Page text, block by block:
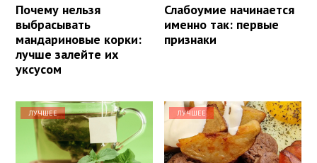
Почему нельзя
выбрасывать
мандариновые корки:
лучше залейте их
уксусом
Слабоумие начинается
именно так: первые
признаки
ЛУЧШЕЕ ЛУЧШЕЕ